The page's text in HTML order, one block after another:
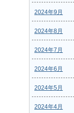
2024年9月
2024年8月
2024年7月
2024年6月
2024年5月
2024年4月